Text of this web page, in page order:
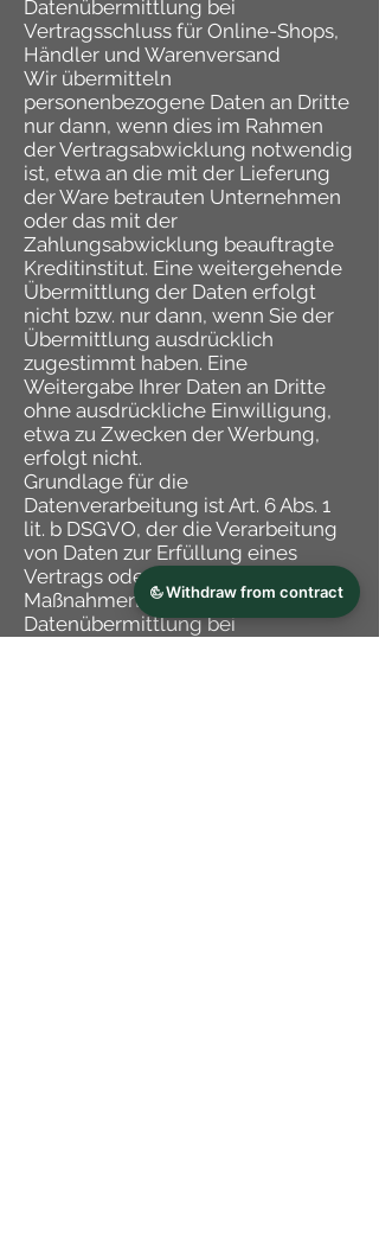
Datenübermittlung bei
Vertragsschluss für Online-Shops,
Händler und Warenversand
Wir übermitteln
personenbezogene Daten an Dritte
nur dann, wenn dies im Rahmen
der Vertragsabwicklung notwendig
ist, etwa an die mit der Lieferung
der Ware betrauten Unternehmen
oder das mit der
Zahlungsabwicklung beauftragte
Kreditinstitut. Eine weitergehende
Übermittlung der Daten erfolgt
nicht bzw. nur dann, wenn Sie der
Übermittlung ausdrücklich
zugestimmt haben. Eine
Weitergabe Ihrer Daten an Dritte
ohne ausdrückliche Einwilligung,
etwa zu Zwecken der Werbung,
erfolgt nicht.
Grundlage für die
Datenverarbeitung ist Art. 6 Abs. 1
lit. b DSGVO, der die Verarbeitung
von Daten zur Erfüllung eines
Vertrags oder vorvertraglicher
Maßnahmen gestattet.
Datenübermittlung bei